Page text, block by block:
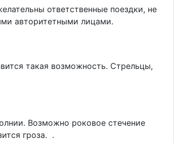
ответственные поездки, не
авторитетными лицами.
такая возможность. Стрельцы,
Возможно роковое стечение
гроза. .